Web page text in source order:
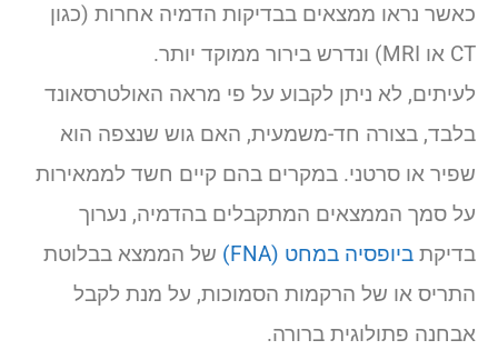
כאשר נראו ממצאים בבדיקות הדמיה אחרות (כגון
CT או MRI) ונדרש בירור ממוקד יותר.
לעיתים, לא ניתן לקבוע על פי מראה האולטרסאונד
בלבד, בצורה חד-משמעית, האם גוש שנצפה הוא
שפיר או סרטני. במקרים בהם קיים חשד לממאירות
על סמך הממצאים המתקבלים בהדמיה, נערוך
בדיקת ביופסיה במחט (FNA)
של הממצא בבלוטת
התריס או של הרקמות הסמוכות, על מנת לקבל
אבחנה פתולוגית ברורה.